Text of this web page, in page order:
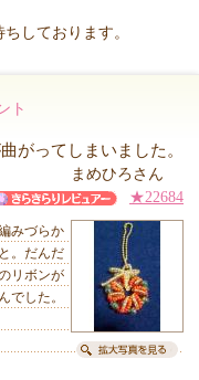
しております。
ト
がってしまいました。
まめひろさん
★22684
みづらか
。だんだ
リボンが
でした。